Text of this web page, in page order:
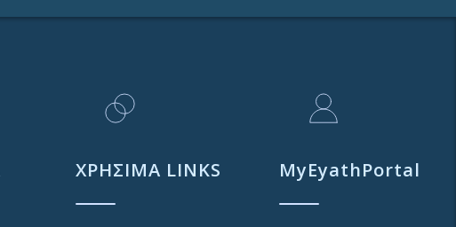
ΧΡΗΣΙΜΑ LINKS MyEyathPortal